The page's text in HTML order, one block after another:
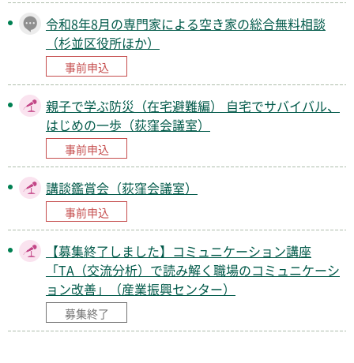
令和8年8月の専門家による空き家の総合無料相談
（杉並区役所ほか）
事前申込
親子で学ぶ防災（在宅避難編） 自宅でサバイバル、
はじめの一歩（荻窪会議室）
事前申込
講談鑑賞会（荻窪会議室）
事前申込
【募集終了しました】コミュニケーション講座
「TA（交流分析）で読み解く職場のコミュニケーシ
ョン改善」（産業振興センター）
募集終了